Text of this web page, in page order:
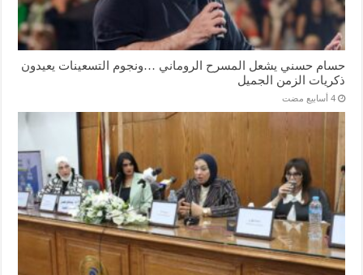
حسام حسني يشعل المسرح الروماني …ونجوم التسعينات يعيدون
ذكريات الزمن الجميل